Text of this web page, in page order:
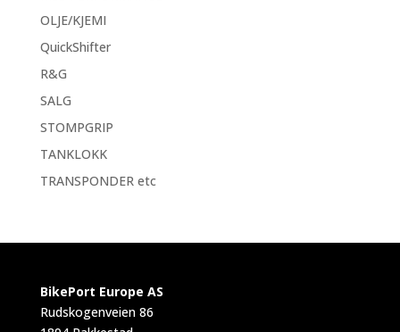
OLJE/KJEMI
QuickShifter
R&G
SALG
STOMPGRIP
TANKLOKK
TRANSPONDER etc
BikePort Europe AS
Rudskogenveien 86